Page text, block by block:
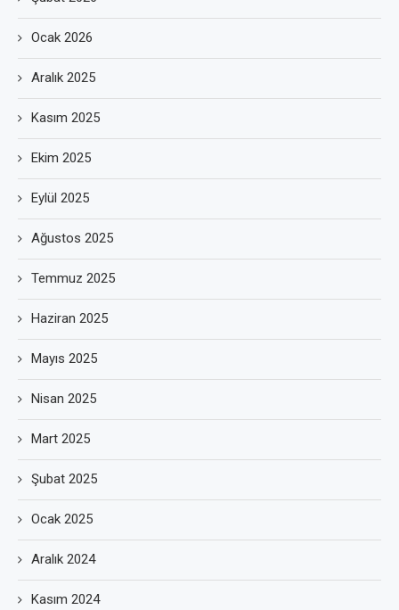
Ocak 2026
Aralık 2025
Kasım 2025
Ekim 2025
Eylül 2025
Ağustos 2025
Temmuz 2025
Haziran 2025
Mayıs 2025
Nisan 2025
Mart 2025
Şubat 2025
Ocak 2025
Aralık 2024
Kasım 2024